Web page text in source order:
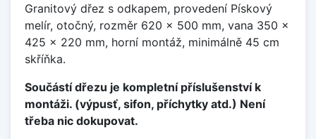
Granitový dřez s odkapem, provedení Pískový
melír, otočný, rozměr 620 x 500 mm, vana 350 x
425 x 220 mm, horní montáž, minimálně 45 cm
skříňka.
Součástí dřezu je kompletní příslušenství k
montáži. (výpusť, sifon, příchytky atd.) Není
třeba nic dokupovat.